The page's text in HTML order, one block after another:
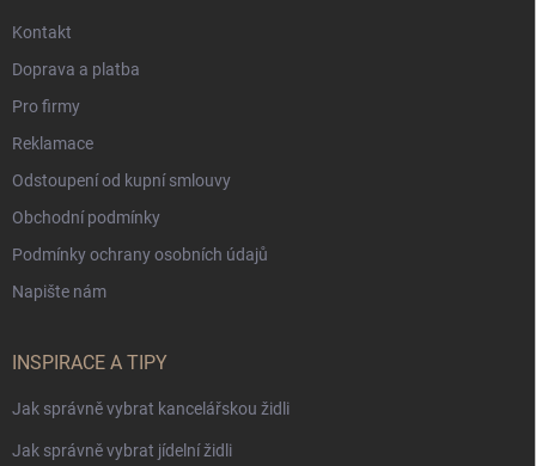
Kontakt
Doprava a platba
Pro firmy
Reklamace
Odstoupení od kupní smlouvy
Obchodní podmínky
Podmínky ochrany osobních údajů
Napište nám
INSPIRACE A TIPY
Jak správně vybrat kancelářskou židli
Jak správně vybrat jídelní židli